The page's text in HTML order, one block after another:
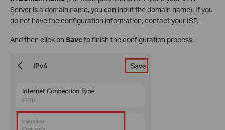
Server is a domain name, you can input the domain name). If you
do not have the configuration information, contact your ISP.
And then click on Saveto finish the configuration process.